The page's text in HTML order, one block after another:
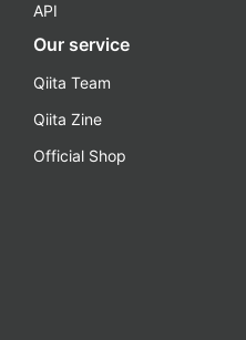
API
Our service
Qiita Team
Qiita Zine
Official Shop